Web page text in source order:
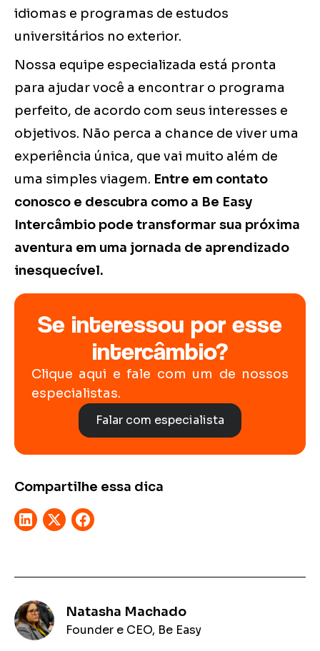
idiomas e programas de estudos
universitários no exterior.
Nossa equipe especializada está pronta
para ajudar você a encontrar o programa
perfeito, de acordo com seus interesses e
objetivos. Não perca a chance de viver uma
experiência única, que vai muito além de
uma simples viagem. Entre em contato
conosco e descubra como a Be Easy
Intercâmbio pode transformar sua próxima
aventura em uma jornada de aprendizado
inesquecível.
Se interessou por esse
intercâmbio?
Clique aqui e fale com um de nossos
especialistas.
Falar com especialista
Compartilhe essa dica
Natasha Machado
Founder e CEO, Be Easy